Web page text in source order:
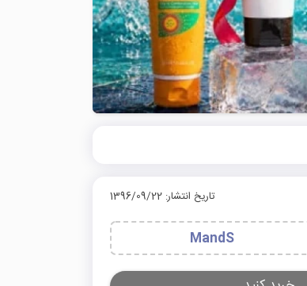
تاریخ انتشار: 1396/09/22
⁣MandS